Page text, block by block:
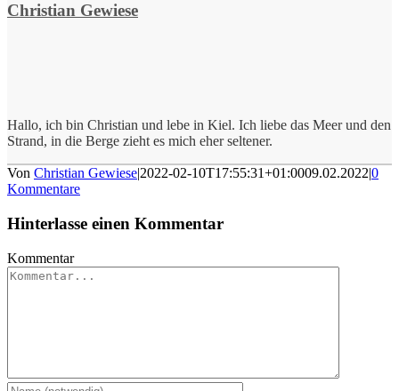
Christian Gewiese
Hallo, ich bin Christian und lebe in Kiel. Ich liebe das Meer und den
Strand, in die Berge zieht es mich eher seltener.
Von Christian Gewiese|2022-02-10T17:55:31+01:0009.02.2022|0
Kommentare
Hinterlasse einen Kommentar
Kommentar